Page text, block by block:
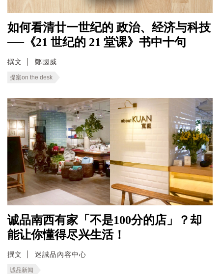
如何看清廿一世纪的 政治、经济与科技
──《21 世纪的 21 堂课》书中十句
撰文 鄭國威
提案on the desk
诚品南西有家「不是100分的店」？却
能让你懂得尽兴生活！
撰文 迷誠品內容中心
诚品新闻